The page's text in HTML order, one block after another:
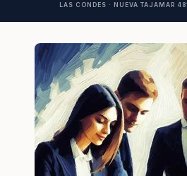
LAS CONDES · NUEVA TAJAMAR